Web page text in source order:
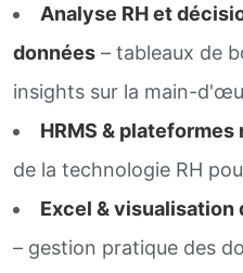
Analyse RH et
données – tableaux de
insights sur la main-
HRMS &
de la technologie RH
Excel & visualisation
– gestion pratique des